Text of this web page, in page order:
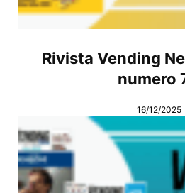
Rivista Vending
numero
16/12/2025